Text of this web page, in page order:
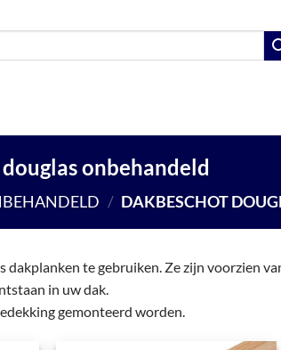
onbehandeld
/ DAKBESCHOT
dakplanken te gebruiken. Ze zijn voorzien
in uw dak.
gemonteerd worden.